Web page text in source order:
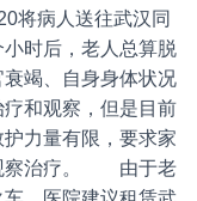
将病人送往武汉同
时后，老人总算脱
竭、自身身体状况
和观察，但是目前
力量有限，要求家
观察治疗。 由于老